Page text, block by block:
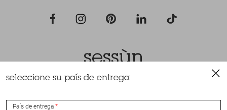
Todos los derechos reservados Sessùn 2022
seleccione su país de entrega
País de entrega